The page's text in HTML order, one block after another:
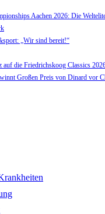
Aachen 2026: Die
„Wir sind bereit!“
auf die Friedrichskoog Classics
Großen Preis von Dinard vor